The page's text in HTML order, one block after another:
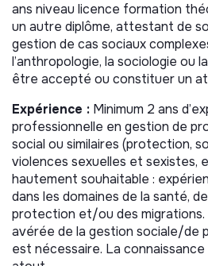
en se spécialisant sur le public
recours de reconnaissance de
activité de clinique mobile
bénévoles
- A Calais et sur le Littoral Nord.
Accueil de jour pour mineurs
répit et activités ; cliniques
public général (adultes, familles,
activités de santé mentale. Des
viennent compléter les activités
l’automne, une activité de
destination des personnes
naufrage et en hiver une activité
personnes les plus vulnérables.
ans niveau licence formation
un autre diplôme, attestant de
gestion de cas sociaux
l’anthropologie, la sociologie ou
être accepté ou constituer un
Expérience : Minimum 2 ans
professionnelle en gestion de
social ou similaires (protection,
violences sexuelles et sexistes,
hautement souhaitable :
dans les domaines de la santé,
protection et/ou des migrations.
avérée de la gestion sociale/de
est nécessaire. La